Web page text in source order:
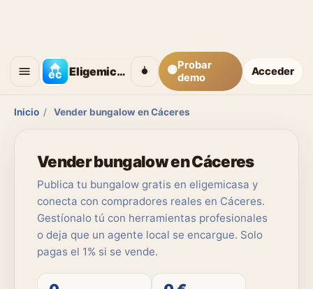
Eligemicasa 🟡Probar
demo
Acceder
Inicio / Vender bungalow en Cáceres
Vender bungalow en Cáceres
Publica tu bungalow gratis en eligemicasa y
conecta con compradores reales en Cáceres.
Gestíonalo tú con herramientas profesionales
o deja que un agente local se encargue. Solo
pagas el 1% si se vende.